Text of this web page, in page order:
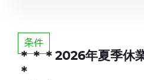
条件
＊＊＊2026年夏季休
＊